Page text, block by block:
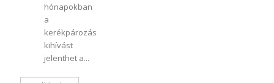
hónapokban
a
kerékpározás
kihívást
jelenthet a...